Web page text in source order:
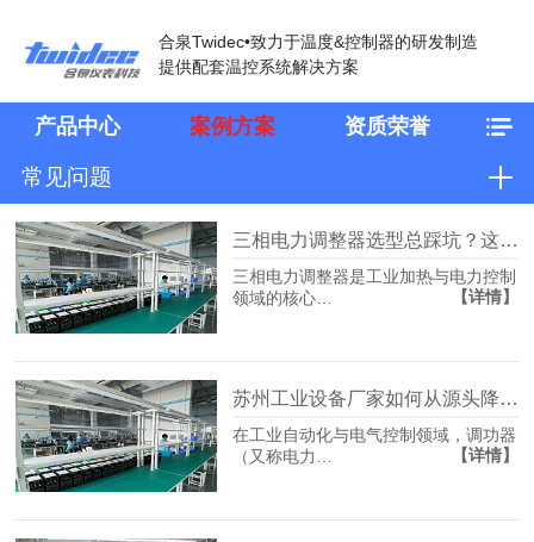
合泉Twidec•致力于温度&控制器的研发制造
提供配套温控系统解决方案
产品中心 案例方案 资质荣誉
常见问题
三相电力调整器选型总踩坑？这份厂家直沟通用清单请收好
三相电力调整器是工业加热与电力控制
领域的核心…
【详情】
苏州工业设备厂家如何从源头降低产线温控不准停机风险？
在工业自动化与电气控制领域，调功器
（又称电力…
【详情】